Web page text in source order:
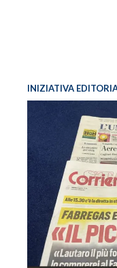
INIZIATIVA